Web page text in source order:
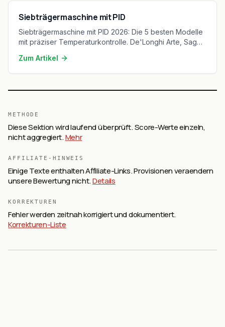
Siebträgermaschine mit PID
Siebträgermaschine mit PID 2026: Die 5 besten Modelle
mit präziser Temperaturkontrolle. De'Longhi Arte, Sage
Espresso.
Zum Artikel
METHODE
Diese Sektion wird laufend überprüft. Score-Werte einzeln,
nicht aggregiert.Mehr
AFFILIATE-HINWEIS
Einige Texte enthalten Affiliate-Links. Provisionen veraendern
unsere Bewertung nicht.Details
KORREKTUREN
Fehler werden zeitnah korrigiert und dokumentiert.
Korrekturen-Liste